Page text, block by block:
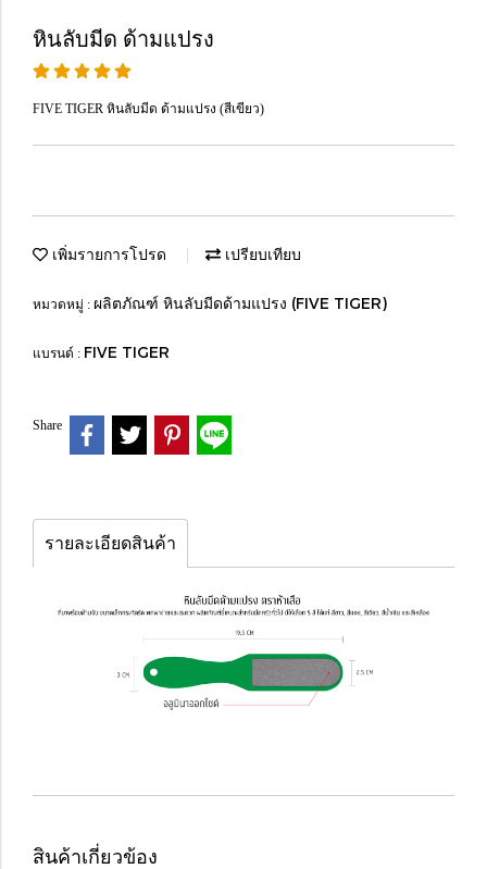
หินลับมีด ด้ามแปรง
FIVE TIGER หินลับมีด ด้ามแปรง (สีเขียว)
เพิ่มรายการโปรด เปรียบเทียบ
หมวดหมู่ : ผลิตภัณฑ์ หินลับมีดด้ามแปรง (FIVE TIGER)
แบรนด์ : FIVE TIGER
Share
รายละเอียดสินค้า
สินค้าเกี่ยวข้อง